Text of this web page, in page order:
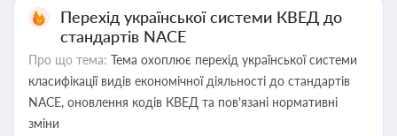
Перехід української системи КВЕД до
стандартів NACE
Про що тема: Тема охоплює перехід української системи
класифікації видів економічної діяльності до стандартів
NACE, оновлення кодів КВЕД та пов'язані нормативні
зміни